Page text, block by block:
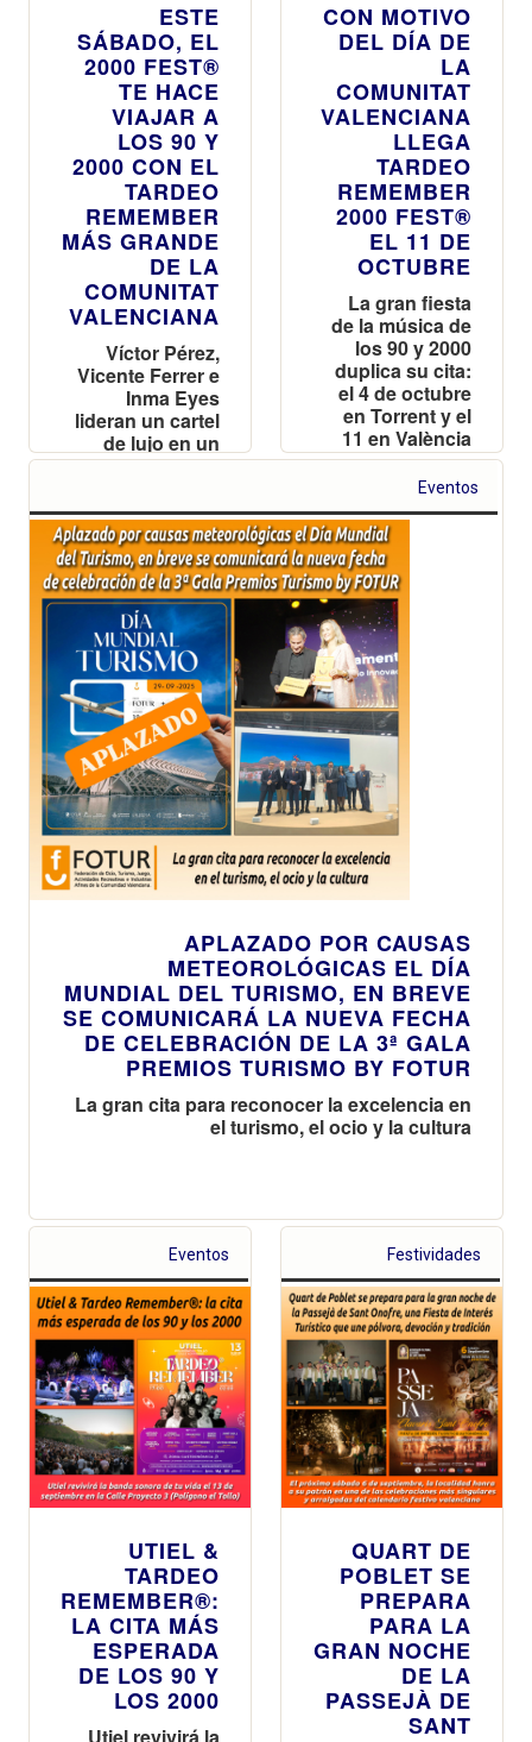
ESTE
SÁBADO, EL
2000 FEST®
TE HACE
VIAJAR A
LOS 90 Y
2000 CON EL
TARDEO
REMEMBER
MÁS GRANDE
DE LA
COMUNITAT
VALENCIANA
Víctor Pérez,
Vicente Ferrer e
Inma Eyes
lideran un cartel
de lujo en un
entorno único
con una nueva
Cabina VIP y
zona
gastronómica
CON MOTIVO
DEL DÍA DE
LA
COMUNITAT
VALENCIANA
LLEGA
TARDEO
REMEMBER
2000 FEST®
EL 11 DE
OCTUBRE
La gran fiesta
de la música de
los 90 y 2000
duplica su cita:
el 4 de octubre
en Torrent y el
11 en València
para celebrar el
día de todos los
valencianos
Eventos
APLAZADO POR CAUSAS
METEOROLÓGICAS EL DÍA
MUNDIAL DEL TURISMO, EN BREVE
SE COMUNICARÁ LA NUEVA FECHA
DE CELEBRACIÓN DE LA 3ª GALA
PREMIOS TURISMO BY FOTUR
La gran cita para reconocer la excelencia en
el turismo, el ocio y la cultura
Eventos
UTIEL &
TARDEO
REMEMBER®:
LA CITA MÁS
ESPERADA
DE LOS 90 Y
LOS 2000
Festividades
QUART DE
POBLET SE
PREPARA
PARA LA
GRAN NOCHE
DE LA
PASSEJÀ DE
SANT